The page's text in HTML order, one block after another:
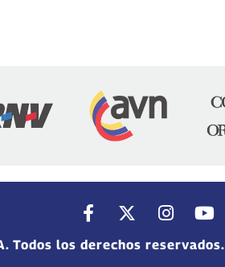
Todos los derechos reservados.